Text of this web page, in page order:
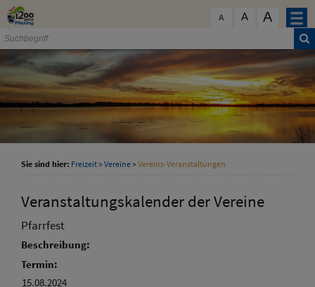
Zum Inhalt
A A A
Sie sind hier: Freizeit>Vereine>Vereins-Veranstaltungen
Veranstaltungskalender der Vereine
Pfarrfest
Beschreibung:
Termin:
15.08.2024
schließen